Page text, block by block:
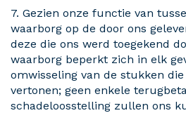
7. Gezien onze functie van
waarborg op de door ons
deze die ons werd toegekend
waarborg beperkt zich in elk
omwisseling van de stukken
vertonen; geen enkele
schadeloosstelling zullen ons